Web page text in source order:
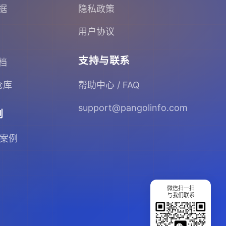
库
例
隐私政策
用户协议
支持与联系
帮助中心 / FAQ
support@pangolinfo.com
微信扫一扫
与我们联系